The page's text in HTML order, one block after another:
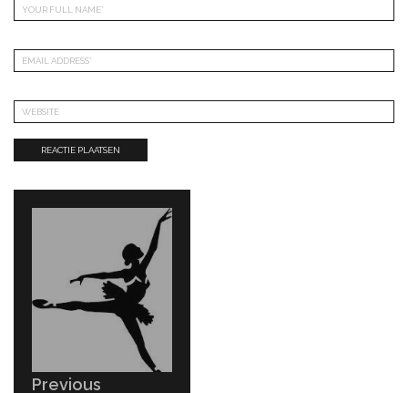
Previous